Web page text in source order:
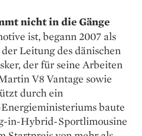
nicht in die Gänge
ist, begann 2007 als
Leitung des dänischen
der für seine Arbeiten
V8 Vantage sowie
durch ein
baute
in-Hybrid-Sport­limousine